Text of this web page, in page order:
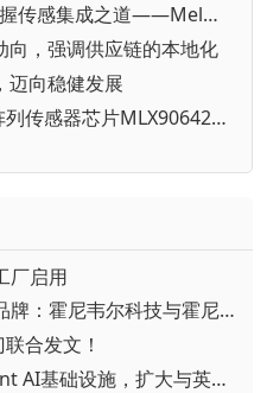
▪ 解锁机器人未来趋势，把握传感集成之道——Melexis推出电子指南
，强调供应链的本地化
迈向稳健发展
▪ Melexis推出32×24红外阵列传感器芯片MLX90642，树立热成像感应技术的新标杆
厂启用
▪ 霍尼韦尔发布分拆后全新品牌：霍尼韦尔科技与霍尼韦尔航空航天
合发文！
▪ ABB通过集成DSX Blueprint AI基础设施，扩大与英伟达的合作